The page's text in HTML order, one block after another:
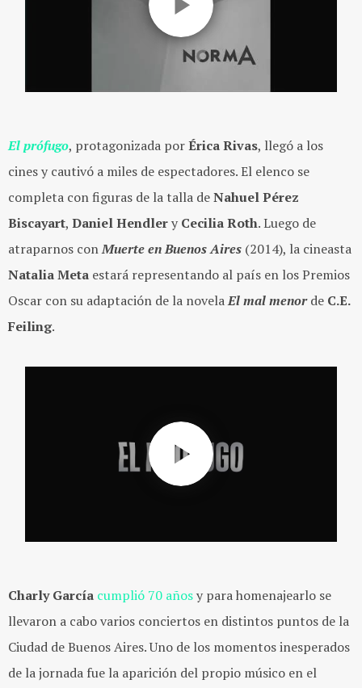
El prófugo, protagonizada porÉrica Rivas, llegó a los
cines y cautivó a miles de espectadores. El elenco se
completa con figuras de la talla deNahuel Pérez
Biscayart, Daniel Hendlery Cecilia Roth. Luego de
atraparnos conMuerte en Buenos Aires (2014), la cineasta
Natalia Meta estará representando al país en los Premios
Oscar con su adaptación de la novelaEl mal menorde C.E.
Feiling.
Charly García cumplió 70 añosy para homenajearlo se
llevaron a cabo varios conciertos en distintos puntos de la
Ciudad de Buenos Aires. Uno de los momentos inesperados
de la jornada fue la aparición del propio músico en el